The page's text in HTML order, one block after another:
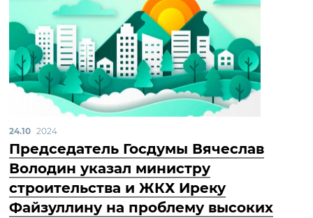
24.10 2024
Председатель Госдумы Вячеслав
Володин указал министру
строительства и ЖКХ Иреку
Файзуллину на проблему высоких